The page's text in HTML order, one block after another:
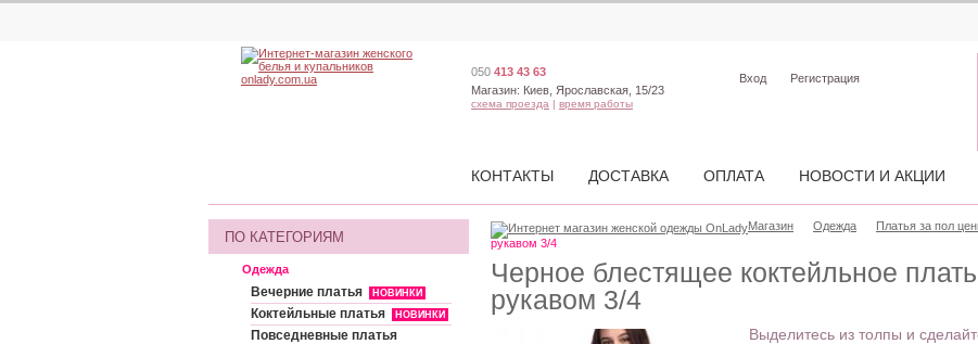
Черное блестящее коктейльное
рукавом 3/4
Выделитесь из толпы и
Магазин Одежда Платья за пол
рукавом 3/4
ПО КАТЕГОРИЯМ
Одежда
Вечерние платья НОВИНКИ
Коктейльные платья НОВИНКИ
Повседневные платья
050 413 43 63
Магазин: Киев, Ярославская, 15/23
схема проезда | время работы
Вход Регистрация
КОНТАКТЫ ДОСТАВКА ОПЛАТА НОВОСТИ И АКЦИИ